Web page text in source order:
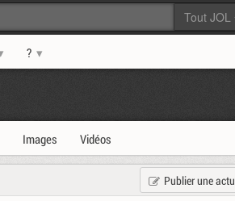
Tout JOL
?
Images Vidéos
Publier une